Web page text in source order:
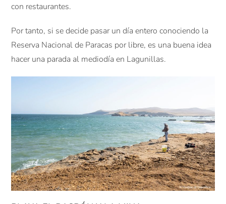
con restaurantes.
Por tanto, si se decide pasar un día entero conociendo la
Reserva Nacional de Paracas por libre, es una buena idea
hacer una parada al mediodía en Lagunillas.